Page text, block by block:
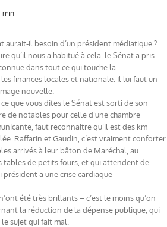
min
aurait-il besoin d’un président médiatique ?
qu’il nous a habitué à cela. le Sénat a pris
dans tout ce qui touche la
finances locales et nationale. Il lui faut un
nouvelle.
que vous dites le Sénat est sorti de son
de notables pour celle d’une chambre
faut reconnaitre qu’il est des km
Raffarin et Gaudin, c’est vraiment conforter
arrivés à leur bâton de Maréchal, au
tables de petits fours, et qui attendent de
président a une crise cardiaque
été très brillants – c’est le moins qu’on
la réduction de la dépense publique, qui
sujet qui fait mal.